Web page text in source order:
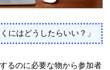
にはどうしたらいい？」
るのに必要な物から参加者